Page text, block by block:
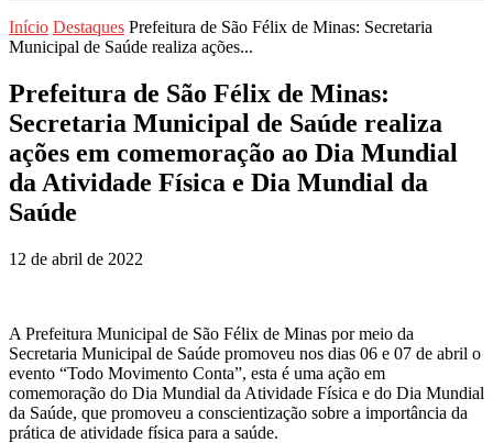
Início Destaques Prefeitura de São Félix de Minas: Secretaria
Municipal de Saúde realiza ações...
Prefeitura de São Félix de Minas:
Secretaria Municipal de Saúde realiza
ações em comemoração ao Dia Mundial
da Atividade Física e Dia Mundial da
Saúde
12 de abril de 2022
A Prefeitura Municipal de São Félix de Minas por meio da
Secretaria Municipal de Saúde promoveu nos dias 06 e 07 de abril o
evento “Todo Movimento Conta”, esta é uma ação em
comemoração do Dia Mundial da Atividade Física e do Dia Mundial
da Saúde, que promoveu a conscientização sobre a importância da
prática de atividade física para a saúde.